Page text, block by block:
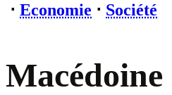
⋅ Economie ⋅ Société
Macédoine